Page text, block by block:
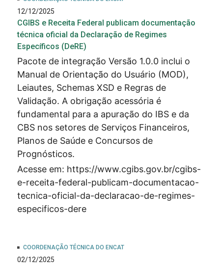
12/12/2025
CGIBS e Receita Federal publicam documentação
técnica oficial da Declaração de Regimes
Específicos (DeRE)
Pacote de integração Versão 1.0.0 inclui o
Manual de Orientação do Usuário (MOD),
Leiautes, Schemas XSD e Regras de
Validação. A obrigação acessória é
fundamental para a apuração do IBS e da
CBS nos setores de Serviços Financeiros,
Planos de Saúde e Concursos de
Prognósticos.
Acesse em: https://www.cgibs.gov.br/cgibs-
e-receita-federal-publicam-documentacao-
tecnica-oficial-da-declaracao-de-regimes-
especificos-dere
COORDENAÇÃO TÉCNICA DO ENCAT
02/12/2025